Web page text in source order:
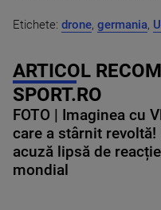
Etichete: drone, germania,
ARTICOL
SPORT.RO
FOTO | Imaginea cu
care a stârnit revoltă!
acuză lipsă de
mondial